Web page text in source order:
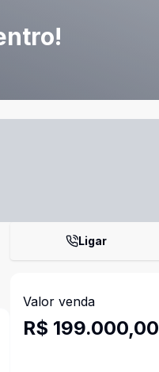
Ligar
Valor venda
R$ 199.000,00